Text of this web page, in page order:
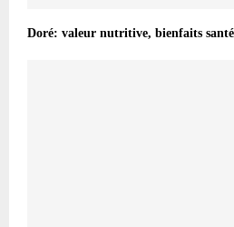
Doré: valeur nutritive, bienfaits